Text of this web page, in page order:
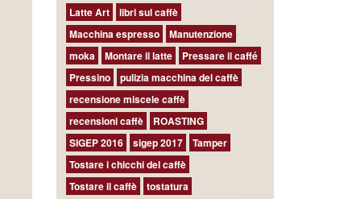
Latte Art
libri sul caffè
Macchina espresso
Manutenzione
moka
Montare il latte
Pressare il caffé
Pressino
pulizia macchina del caffè
recensione miscele caffè
recensioni caffè
ROASTING
SIGEP 2016
sigep 2017
Tamper
Tostare i chicchi del caffè
Tostare il caffè
tostatura